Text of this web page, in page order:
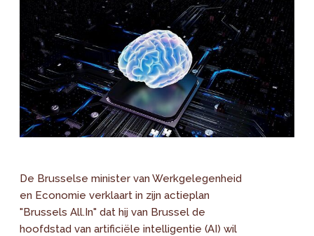
De Brusselse minister van Werkgelegenheid
en Economie verklaart in zijn actieplan
"Brussels All.In" dat hij van Brussel de
hoofdstad van artificiële intelligentie (AI) wil